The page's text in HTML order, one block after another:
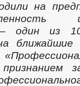
на
– один из